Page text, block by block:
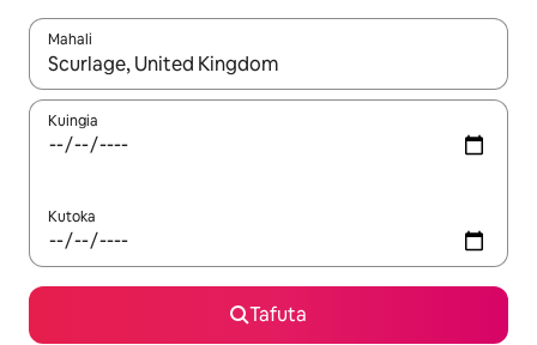
Mahali
Wakati matokeo yanapatikana, vinjari kwa kutumia vitufe vya
Kuingia
Kutoka
Tafuta